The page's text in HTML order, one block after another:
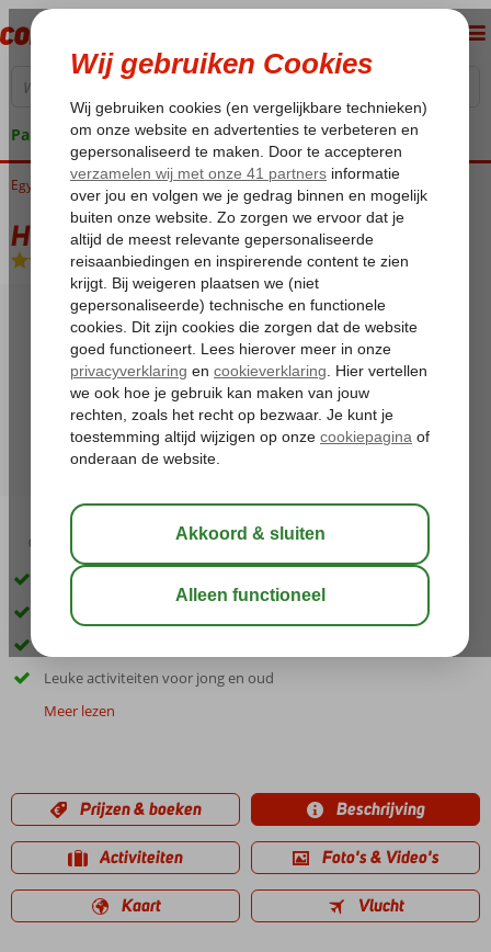
Pakketgarantie
Home
Egypte Rode Zee Hurghada Hurghada-Stad Hilton Long Beach
Hilton Long Beach
All Inclusive-Hotel
04:50 aug 34°C
Direct aan een schitterend zandstrand
Een Health Club
Leuke activiteiten voor jong en oud
Meer lezen
Prijzen & boeken Beschrijving
Activiteiten Foto's & Video's
Kaart Vlucht